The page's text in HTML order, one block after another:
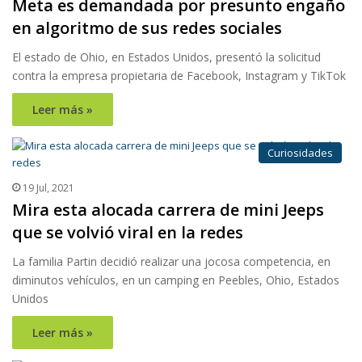
Meta es demandada por presunto engaño
en algoritmo de sus redes sociales
El estado de Ohio, en Estados Unidos, presentó la solicitud
contra la empresa propietaria de Facebook, Instagram y TikTok
Leer más »
Curiosidades
19 Jul, 2021
Mira esta alocada carrera de mini Jeeps
que se volvió viral en la redes
La familia Partin decidió realizar una jocosa competencia, en
diminutos vehículos, en un camping en Peebles, Ohio, Estados
Unidos
Leer más »